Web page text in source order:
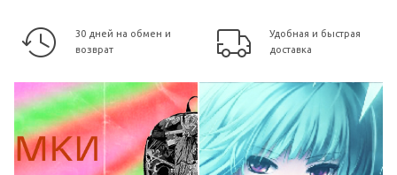
30 дней на обмен и
возврат
Удобная и быстрая
доставка